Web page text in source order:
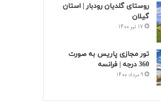
روستای گلدیان رودبار | استان
گیلان
17 تیر 1400
تور مجازی پاریس به صورت
360 درجه | فرانسه
9 مرداد 1400